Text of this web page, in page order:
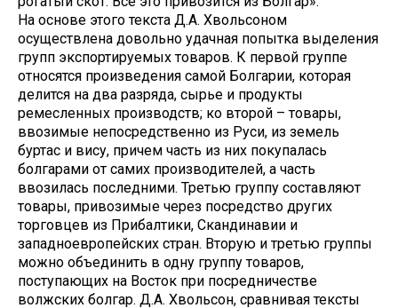
На основе этого текста Д.А. Хвольсоном
осуществлена довольно удачная попытка выделения
групп экспортируемых товаров. К первой группе
относятся произведения самой Болгарии, которая
делится на два разряда, сырье и продукты
ремесленных производств; ко второй – товары,
ввозимые непосредственно из Руси, из земель
буртас и вису, причем часть из них покупалась
болгарами от самих производителей, а часть
ввозилась последними. Третью группу составляют
товары, привозимые через посредство других
торговцев из Прибалтики, Скандинавии и
западноевропейских стран. Вторую и третью группы
можно объединить в одну группу товаров,
поступающих на Восток при посредничестве
волжских болгар. Д.А. Хвольсон, сравнивая тексты